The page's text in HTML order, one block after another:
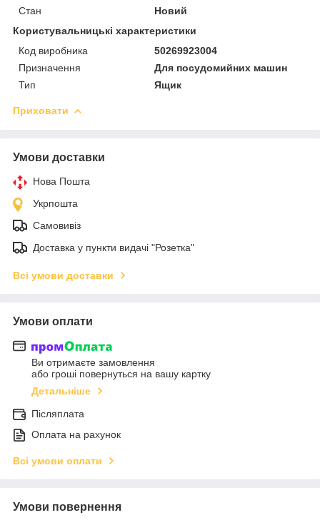
Стан
Новий
Користувальницькі характеристики
Код виробника
50269923004
Призначення
Для посудомийних машин
Тип
Ящик
Приховати
Умови доставки
Нова Пошта
Укрпошта
Самовивіз
Доставка у пункти видачі "Розетка"
Всі умови доставки
Умови оплати
Ви отримаєте замовлення
або гроші повернуться на вашу картку
Детальніше
Післяплата
Оплата на рахунок
Всі умови оплати
Умови повернення